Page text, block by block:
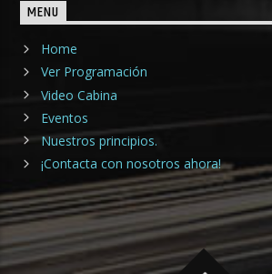
MENU
Home
Ver Programación
Video Cabina
Eventos
Nuestros principios.
¡Contacta con nosotros ahora!